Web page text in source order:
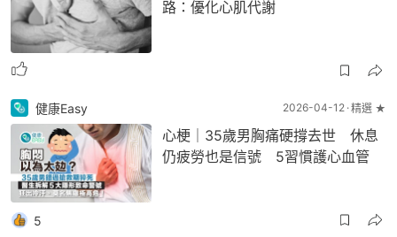
路：優化心肌代謝
健康Easy 2026-04-12 精選 ★
心梗｜35歲男胸痛硬撐去世 休息
仍疲勞也是信號 5習慣護心血管
5